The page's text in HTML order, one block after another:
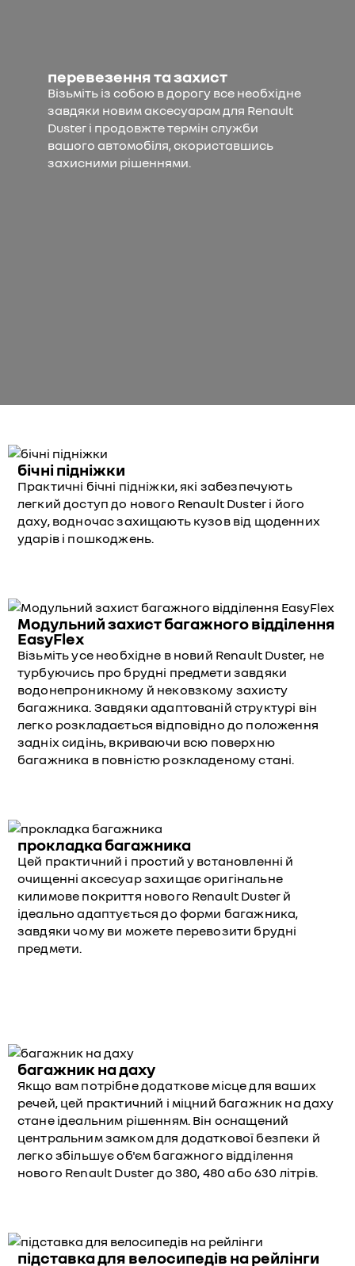
перевезення та захист
Візьміть із собою в дорогу все необхідне
завдяки новим аксесуарам для Renault
Duster і продовжте термін служби
вашого автомобіля, скориставшись
захисними рішеннями.
бічні підніжки
Практичні бічні підніжки, які забезпечують
легкий доступ до нового Renault Duster і його
даху, водночас захищають кузов від щоденних
ударів і пошкоджень.
Модульний захист багажного відділення
EasyFlex
Візьміть усе необхідне в новий Renault Duster, не
турбуючись про брудні предмети завдяки
водонепроникному й нековзкому захисту
багажника. Завдяки адаптованій структурі він
легко розкладається відповідно до положення
задніх сидінь, вкриваючи всю поверхню
багажника в повністю розкладеному стані.
прокладка багажника
Цей практичний і простий у встановленні й
очищенні аксесуар захищає оригінальне
килимове покриття нового Renault Duster й
ідеально адаптується до форми багажника,
завдяки чому ви можете перевозити брудні
предмети.
багажник на даху
Якщо вам потрібне додаткове місце для ваших
речей, цей практичний і міцний багажник на даху
стане ідеальним рішенням. Він оснащений
центральним замком для додаткової безпеки й
легко збільшує об'єм багажного відділення
нового Renault Duster до 380, 480 або 630 літрів.
підставка для велосипедів на рейлінги